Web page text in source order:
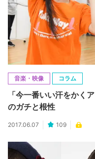
音楽・映像 コラム
「今一番いい汗をかく
のガチと根性
2017.06.07 109